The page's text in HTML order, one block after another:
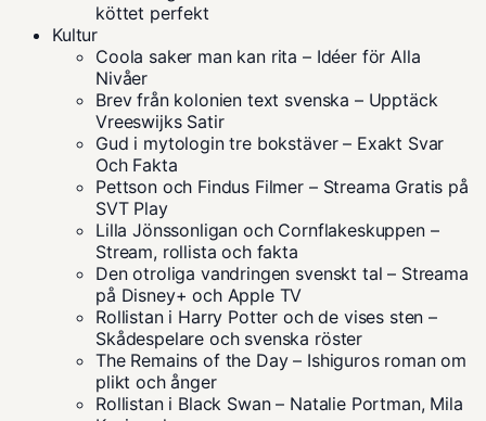
köttet perfekt
Kultur
Coola saker man kan rita – Idéer för Alla
Nivåer
Brev från kolonien text svenska – Upptäck
Vreeswijks Satir
Gud i mytologin tre bokstäver – Exakt Svar
Och Fakta
Pettson och Findus Filmer – Streama Gratis på
SVT Play
Lilla Jönssonligan och Cornflakeskuppen –
Stream, rollista och fakta
Den otroliga vandringen svenskt tal – Streama
på Disney+ och Apple TV
Rollistan i Harry Potter och de vises sten –
Skådespelare och svenska röster
The Remains of the Day – Ishiguros roman om
plikt och ånger
Rollistan i Black Swan – Natalie Portman, Mila